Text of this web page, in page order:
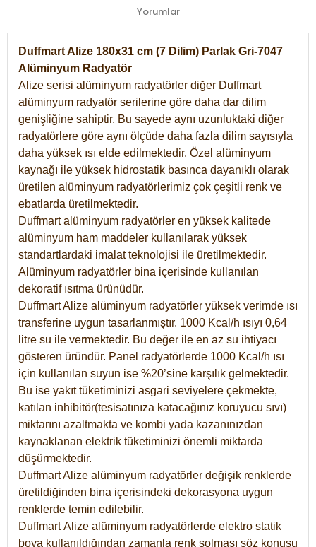
Yorumlar
Duffmart Alize 180x31 cm (7 Dilim) Parlak Gri-7047
Alüminyum Radyatör
Alize serisi alüminyum radyatörler diğer Duffmart
alüminyum radyatör serilerine göre daha dar dilim
genişliğine sahiptir. Bu sayede aynı uzunluktaki diğer
radyatörlere göre aynı ölçüde daha fazla dilim sayısıyla
daha yüksek ısı elde edilmektedir. Özel alüminyum
kaynağı ile yüksek hidrostatik basınca dayanıklı olarak
üretilen alüminyum radyatörlerimiz çok çeşitli renk ve
ebatlarda üretilmektedir.
Duffmart alüminyum radyatörler en yüksek kalitede
alüminyum ham maddeler kullanılarak yüksek
standartlardaki imalat teknolojisi ile üretilmektedir.
Alüminyum radyatörler bina içerisinde kullanılan
dekoratif ısıtma ürünüdür.
Duffmart Alize alüminyum radyatörler yüksek verimde ısı
transferine uygun tasarlanmıştır. 1000 Kcal/h ısıyı 0,64
litre su ile vermektedir. Bu değer ile en az su ihtiyacı
gösteren üründür. Panel radyatörlerde 1000 Kcal/h ısı
için kullanılan suyun ise %20’sine karşılık gelmektedir.
Bu ise yakıt tüketiminizi asgari seviyelere çekmekte,
katılan inhibitör(tesisatınıza katacağınız koruyucu sıvı)
miktarını azaltmakta ve kombi yada kazanınızdan
kaynaklanan elektrik tüketiminizi önemli miktarda
düşürmektedir.
Duffmart Alize alüminyum radyatörler değişik renklerde
üretildiğinden bina içerisindeki dekorasyona uygun
renklerde temin edilebilir.
DuffmartAlize alüminyum radyatörlerde elektro statik
boya kullanıldığından zamanla renk solması söz konusu